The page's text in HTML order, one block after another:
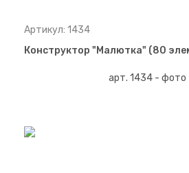
Артикул: 1434
Конструктор "Малютка" (80